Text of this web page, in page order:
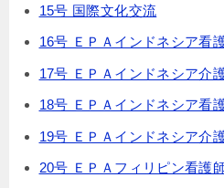
15号 国際文化交流
16号 ＥＰＡインドネシア看
17号 ＥＰＡインドネシア介
18号 ＥＰＡインドネシア看
19号 ＥＰＡインドネシア介
20号 ＥＰＡフィリピン看護